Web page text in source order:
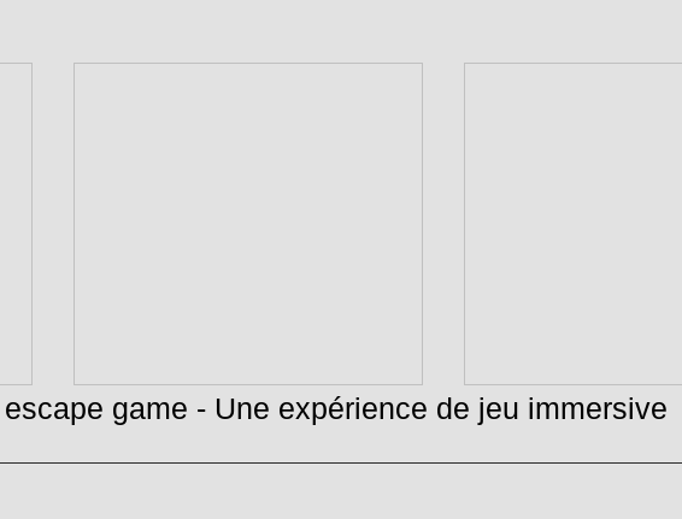
game - Une expérience de jeu immersive